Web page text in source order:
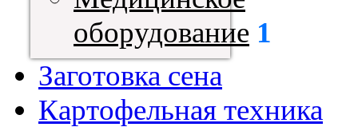
оборудование 1
Заготовка сена
Картофельная техника